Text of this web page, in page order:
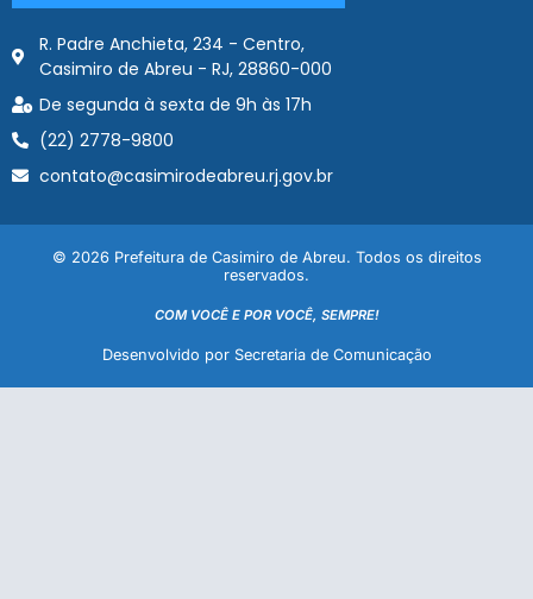
R. Padre Anchieta, 234 - Centro,
Casimiro de Abreu - RJ, 28860-000
De segunda à sexta de 9h às 17h
(22) 2778-9800
contato@casimirodeabreu.rj.gov.br
© 2026 Prefeitura de Casimiro de Abreu. Todos os direitos
reservados.
COM VOCÊ E POR VOCÊ, SEMPRE!
Desenvolvido por Secretaria de Comunicação